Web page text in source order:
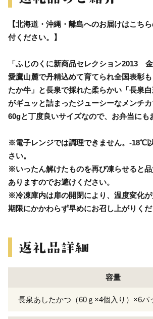
【北海道・沖縄・離島へのお届けはこち
付ください。】
「ふじのくに新商品セレクション2013 金
愛鷹山麓で丹精込めて育てられ全国表彰
たか牛」と長泉で採れた柔らかい「長泉
がギュッと詰まったジューシーなメンチカ
60gと丁度良いサイズなので、お弁当にも
※電子レンジでは調理できません。-18℃
さい。
※いったん解けたものを再び凍らせると
ありますのでお避けください。
※冷凍庫内は扉の開閉により、温度変化
期限にかかわらず早めにお召し上がりくだ
容量
長泉あしたかつ（60ｇ×4個入り）×6パ